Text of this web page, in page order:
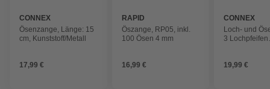
CONNEX
Ösenzange, Länge: 15
cm, Kunststoff/Metall
17,99 €
RAPID
Öszange, RP05, inkl.
100 Ösen 4 mm
16,99 €
CONNEX
Loch- und
3 Lochpfeifen
(A/B/C)
19,99 €